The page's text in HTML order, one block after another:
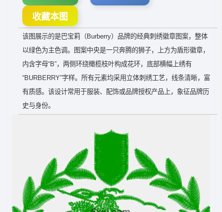
收藏本图
该图展示的是巴宝莉（Burberry）品牌的经典刺绣徽章图案，整体
以绿色为主色调。图案中央是一只奔腾的狮子，上方为盾形徽章，
内含字母“B”，两侧环绕橄榄枝叶构成花环，底部横幅上绣有
“BURBERRY”字样。所有元素均采用立体刺绣工艺，线条清晰，富
有质感。该设计常用于服装、配饰或品牌授权产品上，象征品牌历
史与身份。